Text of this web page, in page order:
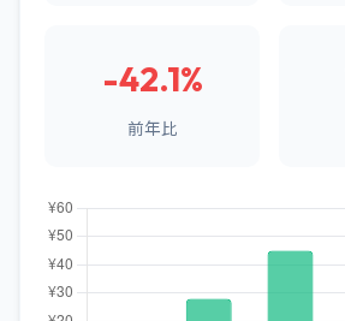
-42.1%
前年比